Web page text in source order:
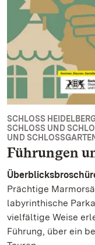
SCHLOSS
SCHLOSS UND
UND
Führungen
Prächtige
labyrinthische
vielfältige Weise
Führung, über ein